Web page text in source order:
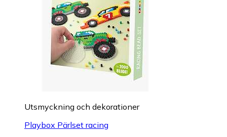
Utsmyckning och dekorationer
Playbox Pärlset racing